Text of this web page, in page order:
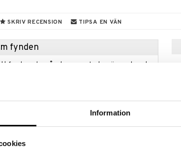
Information
SKRIV RECENSION TIPSA EN VÄN
fynden
fynda under vår stora rea. Just nu är varuhuset
»